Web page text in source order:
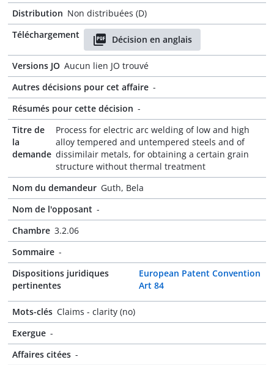
Distribution Non distribuées (D)
Téléchargement
Décision en anglais
Versions JO Aucun lien JO trouvé
Autres décisions pour cet affaire -
Résumés pour cette décision -
Titre de
la
demande
Process for electric arc welding of low and high
alloy tempered and untempered steels and of
dissimilair metals, for obtaining a certain grain
structure without thermal treatment
Nom du demandeur Guth, Bela
Nom de l'opposant -
Chambre 3.2.06
Sommaire -
Dispositions juridiques
pertinentes
European Patent Convention
Art 84
Mots-clés Claims - clarity (no)
Exergue -
Affaires citées -